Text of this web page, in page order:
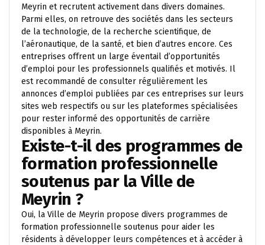
Meyrin et recrutent activement dans divers domaines.
Parmi elles, on retrouve des sociétés dans les secteurs
de la technologie, de la recherche scientifique, de
l’aéronautique, de la santé, et bien d’autres encore. Ces
entreprises offrent un large éventail d’opportunités
d’emploi pour les professionnels qualifiés et motivés. Il
est recommandé de consulter régulièrement les
annonces d’emploi publiées par ces entreprises sur leurs
sites web respectifs ou sur les plateformes spécialisées
pour rester informé des opportunités de carrière
disponibles à Meyrin.
Existe-t-il des programmes de
formation professionnelle
soutenus par la Ville de
Meyrin ?
Oui, la Ville de Meyrin propose divers programmes de
formation professionnelle soutenus pour aider les
résidents à développer leurs compétences et à accéder à